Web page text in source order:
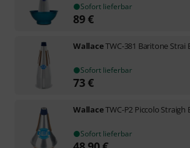
Sofort lieferbar
89€
WallaceTWC-381 Baritone Strai
Sofort lieferbar
73€
WallaceTWC-P2 Piccolo Straigh
Sofort lieferbar